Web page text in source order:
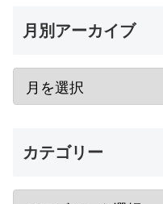
月別アーカイブ
カテゴリー